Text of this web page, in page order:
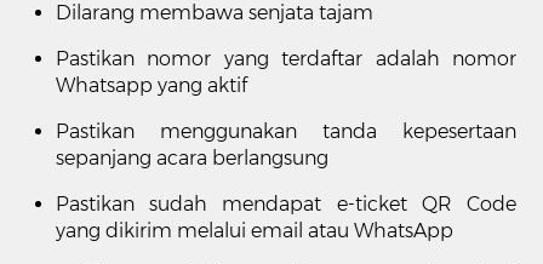
Dilarang membawa senjata tajam
Pastikan nomor yang terdaftar adalah nomor
Whatsapp yang aktif
Pastikan menggunakan tanda kepesertaan
sepanjang acara berlangsung
Pastikan sudah mendapat e-ticket QR Code
yang dikirim melalui email atau WhatsApp